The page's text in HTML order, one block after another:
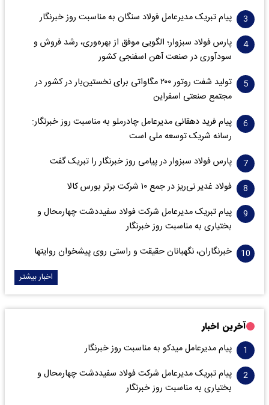
پیام تبریک مدیرعامل فولاد سنگان به مناسبت روز خبرنگار
پارس فولاد سبزوار؛ الگویی موفق از بهره‌وری، رشد فروش و
سود‌آوری در صنعت آهن اسفنجی کشور
تولید شفت روتور ۲۰۰ مگاواتی برای نخستین‌بار در کشور در
مجتمع صنعتی اسفراین
پیام فرید دهقانی مدیرعامل چادرملو به مناسبت روز خبرنگار:
رسانه شریک توسعه ملی است
پارس فولاد سبزوار در پیامی روز خبرنگار را تبریک گفت
فولاد غدیر نی‌ریز در جمع ۱۰ شرکت برتر بورس کالا
پیام تبریک مدیرعامل شرکت فولاد سفیددشت چهارمحال و
بختیاری به مناسبت روز خبرنگار
خبرنگاران، نگهبانان حقیقت و راستی روی پیشخوان روایت­ها
اخبار بیشتر
آخرین اخبار
پیام مدیرعامل میدکو به مناسبت روز خبرنگار
پیام تبریک مدیرعامل شرکت فولاد سفیددشت چهارمحال و
بختیاری به مناسبت روز خبرنگار